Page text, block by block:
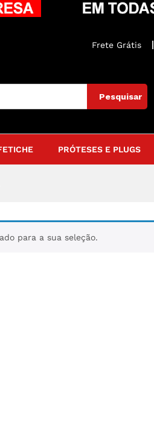
Frete Grátis
Pesquisar
PRÓTESES E PLUGS
para a sua seleção.